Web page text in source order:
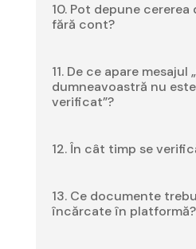
10. Pot depune
fără cont?
11. De ce apare mesajul
dumneavoastră nu
verificat”?
12. În cât timp se
13. Ce documente
încărcate în platformă?